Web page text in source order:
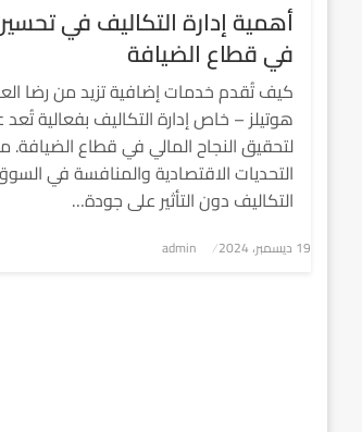
أهمية إدارة التكاليف في تحسين
في قطاع الضيافة
كيف تُقدم خدمات إضافية تزيد من رضا
هوتيلز – خاص إدارة التكاليف بفعالية
لتحقيق النجاح المالي في قطاع الضيافة.
التحديات الاقتصادية والمنافسة في
التكاليف دون التأثير على جودة…
نُشر
19 ديسمبر، 2024 admin